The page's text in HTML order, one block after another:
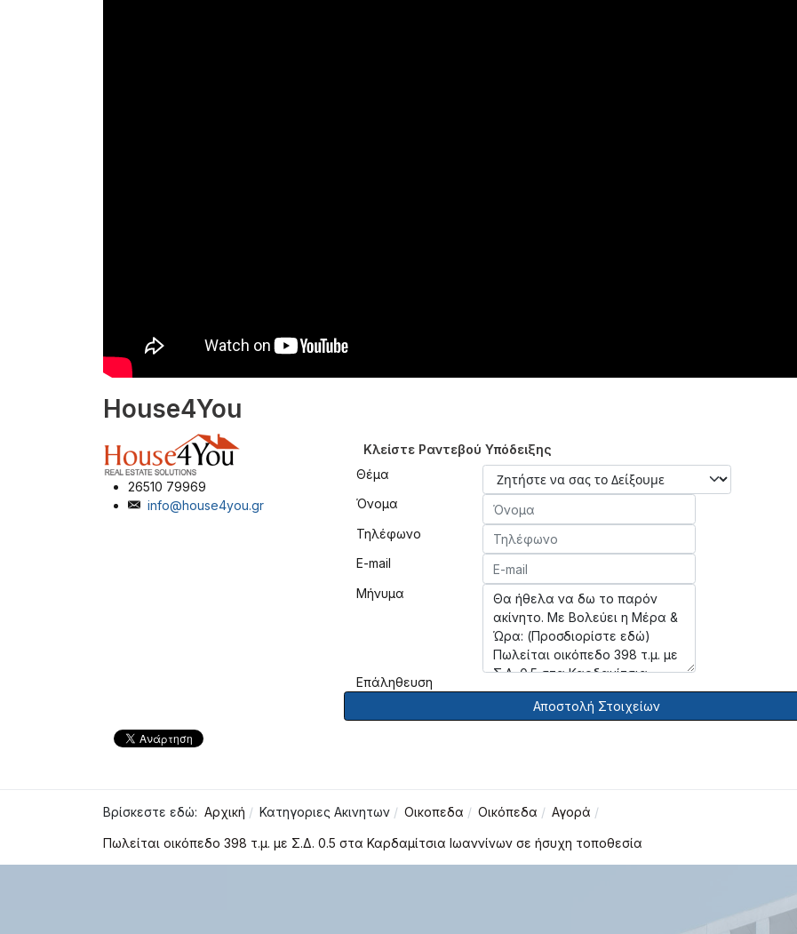
House4You
26510 79969
info@house4you.gr
Κλείστε Ραντεβού Υπόδειξης
Θέμα
Όνομα
Τηλέφωνο
E-mail
Μήνυμα
Επάληθευση
Αποστολή Στοιχείων
Βρίσκεστε εδώ: Αρχική Κατηγοριες Ακινητων Οικοπεδα Οικόπεδα Αγορά
Πωλείται οικόπεδο 398 τ.μ. με Σ.Δ. 0.5 στα Καρδαμίτσια Ιωαννίνων σε ήσυχη τοποθεσία